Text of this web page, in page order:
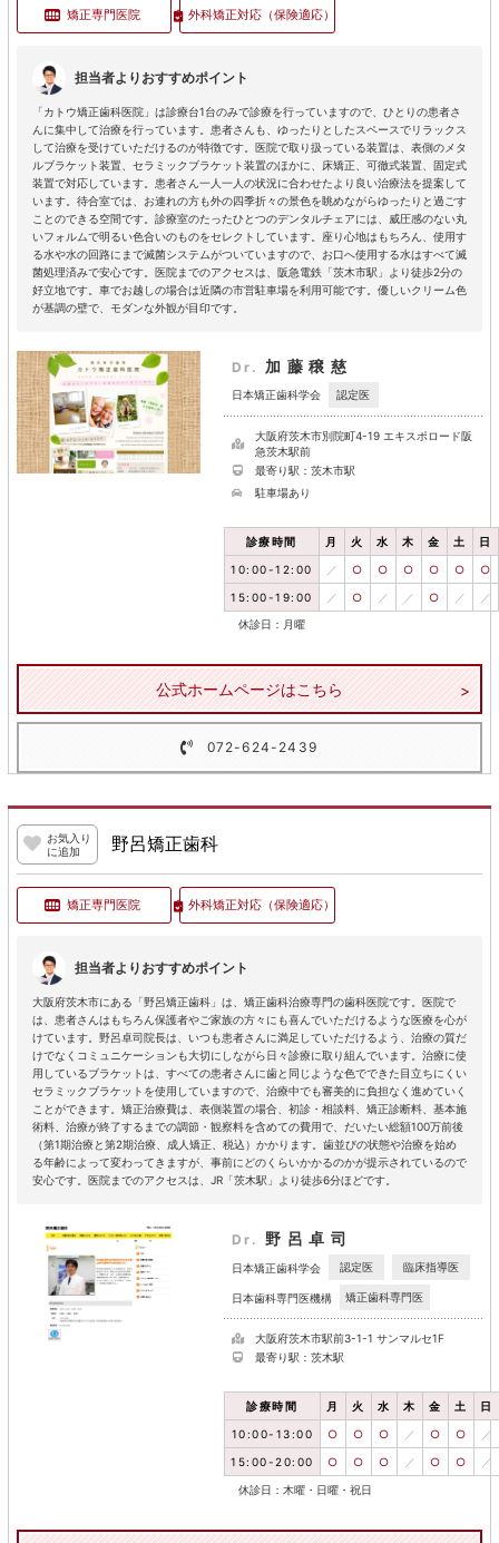
矯正専門医院 外科矯正対応（保険適応）
担当者よりおすすめポイント
「カトウ矯正歯科医院」は診療台1台のみで診療を行っていますので、ひとりの患者さ
んに集中して治療を行っています。患者さんも、ゆったりとしたスペースでリラックス
して治療を受けていただけるのが特徴です。医院で取り扱っている装置は、表側のメタ
ルブラケット装置、セラミックブラケット装置のほかに、床矯正、可徹式装置、固定式
装置で対応しています。患者さん一人一人の状況に合わせたより良い治療法を提案して
います。待合室では、お連れの方も外の四季折々の景色を眺めながらゆったりと過ごす
ことのできる空間です。診療室のたったひとつのデンタルチェアには、威圧感のない丸
いフォルムで明るい色合いのものをセレクトしています。座り心地はもちろん、使用す
る水や水の回路にまで滅菌システムがついていますので、お口へ使用する水はすべて滅
菌処理済みで安心です。医院までのアクセスは、阪急電鉄「茨木市駅」より徒歩2分の
好立地です。車でお越しの場合は近隣の市営駐車場を利用可能です。優しいクリーム色
が基調の壁で、モダンな外観が目印です。
Dr. 加藤穣慈
日本矯正歯科学会 認定医
大阪府茨木市別院町4-19 エキスポロード阪
急茨木駅前
最寄り駅：茨木市駅
駐車場あり
診療時間 月 火 水 木 金 土 日
10:00-12:00 ／ ○ ○ ○ ○ ○ ○
15:00-19:00 ／ ○ ／ ／ ○ ／ ／
休診日：月曜
公式ホームページはこちら
072-624-2439
お気入り
に追加
野呂矯正歯科
矯正専門医院 外科矯正対応（保険適応）
担当者よりおすすめポイント
大阪府茨木市にある「野呂矯正歯科」は、矯正歯科治療専門の歯科医院です。医院で
は、患者さんはもちろん保護者やご家族の方々にも喜んでいただけるような医療を心が
けています。野呂卓司院長は、いつも患者さんに満足していただけるよう、治療の質だ
けでなくコミュニケーションも大切にしながら日々診療に取り組んでいます。治療に使
用しているブラケットは、すべての患者さんに歯と同じような色でできた目立ちにくい
セラミックブラケットを使用していますので、治療中でも審美的に負担なく進めていく
ことができます。矯正治療費は、表側装置の場合、初診・相談料、矯正診断料、基本施
術料、治療が終了するまでの調節・観察料を含めての費用で、だいたい総額100万前後
（第1期治療と第2期治療、成人矯正、税込）かかります。歯並びの状態や治療を始め
る年齢によって変わってきますが、事前にどのくらいかかるのかが提示されているので
安心です。医院までのアクセスは、JR「茨木駅」より徒歩6分ほどです。
Dr. 野呂卓司
日本矯正歯科学会 認定医 臨床指導医
日本歯科専門医機構 矯正歯科専門医
大阪府茨木市駅前3-1-1 サンマルセ1F
最寄り駅：茨木駅
診療時間 月 火 水 木 金 土 日
10:00-13:00 ○ ○ ○ ／ ○ ○ ／
15:00-20:00 ○ ○ ○ ／ ○ ○ ／
休診日：木曜・日曜・祝日